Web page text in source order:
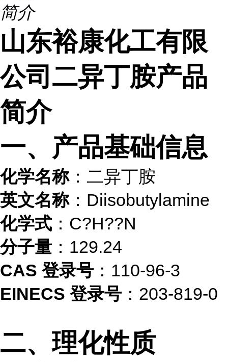
简介
山东裕康化工有限
公司二异丁胺产品
简介
一、产品基础信息
化学名称：二异丁胺
英文名称：Diisobutylamine
化学式 ：C?H??N
分子量 ：129.24
CAS 登录号 ：110-96-3
EINECS 登录号 ：203-819-0
二、理化性质